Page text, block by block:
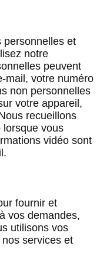
personnelles et
notre
peuvent
mail, votre numéro
non personnelles
votre appareil,
recueillons
lorsque vous
vidéo sont
fournir et
vos demandes,
utilisons vos
services et